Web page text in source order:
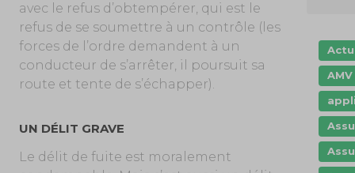
avec le refus d’obtempérer, qui est le
refus de se soumettre à un contrôle (les
forces de l’ordre demandent à un
conducteur de s’arrêter, il poursuit sa
route et tente de s’échapper).
UN DÉLIT GRAVE
Le délit de fuite est moralement